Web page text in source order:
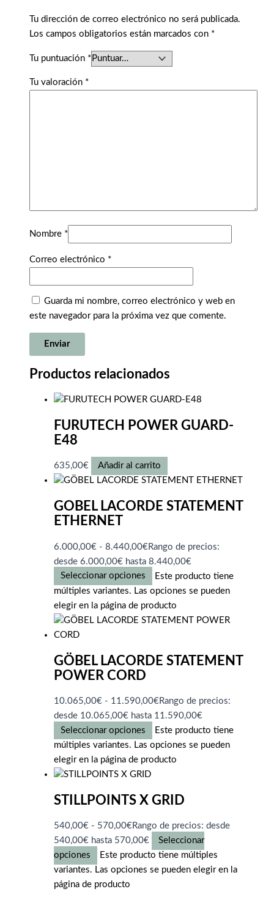
Tu dirección de correo electrónico no será publicada.
Los campos obligatorios están marcados con *
Tu puntuación *
Tu valoración *
Nombre *
Correo electrónico *
Guarda mi nombre, correo electrónico y web en
este navegador para la próxima vez que comente.
Productos relacionados
FURUTECH POWER GUARD-
E48
635,00€ Añadir al carrito
GOBEL LACORDE STATEMENT
ETHERNET
6.000,00€ - 8.440,00€Rango de precios:
desde 6.000,00€ hasta 8.440,00€
Seleccionar opciones
Este producto tiene
múltiples variantes. Las opciones se pueden
elegir en la página de producto
GÖBEL LACORDE STATEMENT
POWER CORD
10.065,00€ - 11.590,00€Rango de precios:
desde 10.065,00€ hasta 11.590,00€
Seleccionar opciones
Este producto tiene
múltiples variantes. Las opciones se pueden
elegir en la página de producto
STILLPOINTS X GRID
540,00€ - 570,00€Rango de precios: desde
540,00€ hasta 570,00€
Seleccionar
opciones
Este producto tiene múltiples
variantes. Las opciones se pueden elegir en la
página de producto